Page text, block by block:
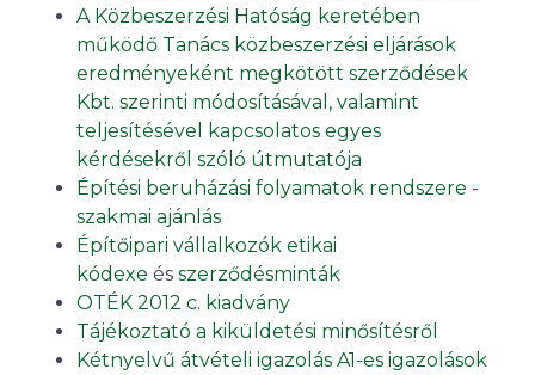
A Közbeszerzési Hatóság keretében
működő Tanács közbeszerzési eljárások
eredményeként megkötött szerződések
Kbt. szerinti módosításával, valamint
teljesítésével kapcsolatos egyes
kérdésekről szóló útmutatója
Építési beruházási folyamatok rendszere -
szakmai ajánlás
Építőipari vállalkozók etikai
kódexe és szerződésminták
OTÉK 2012 c. kiadvány
Tájékoztató a kiküldetési minősítésről
Kétnyelvű átvételi igazolás A1-es igazolások